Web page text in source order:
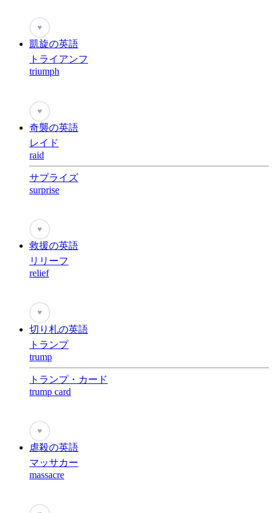
♥
凱旋の英語
トライアンフ
triumph
♥
奇襲の英語
レイド
raid
サプライズ
surprise
♥
救援の英語
リリーフ
relief
♥
切り札の英語
トランプ
trump
トランプ・カード
trump card
♥
虐殺の英語
マッサカー
massacre